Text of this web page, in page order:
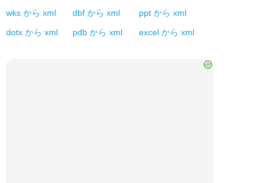
wks から xml dbf から xml ppt から xml
dotx から xml pdb から xml excel から xml